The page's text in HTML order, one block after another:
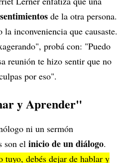
de la otra persona.
inconveniencia que causaste.
probá con: "Puedo
reunión te hizo sentir que no
por eso".
y Aprender"
ni un sermón
son el inicio de un diálogo.
tuyo, debés dejar de hablar y